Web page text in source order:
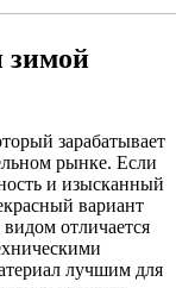
зимой
зарабатывает
рынке. Если
и изысканный
вариант
отличается
лучшим для